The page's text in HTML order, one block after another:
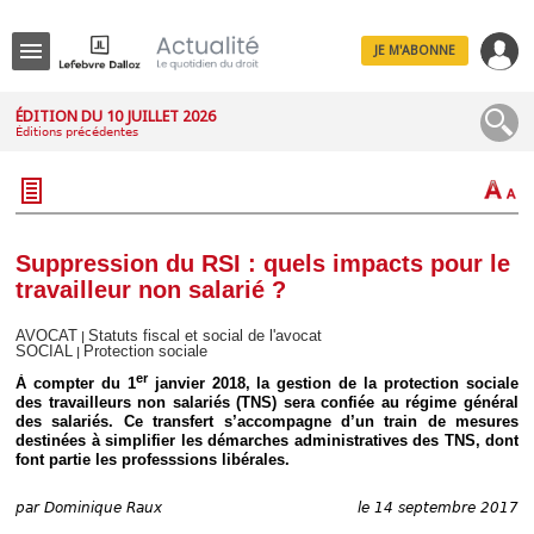
JE M'ABONNE
ÉDITION DU 10 JUILLET 2026
Éditions précédentes
Suppression du RSI : quels impacts pour le
travailleur non salarié ?
AVOCAT Statuts fiscal et social de l'avocat
SOCIAL
Protection sociale
À compter du 1erjanvier 2018, la gestion de la protection sociale
des travailleurs non salariés (TNS) sera confiée au régime général
des salariés. Ce transfert s’accompagne d’un train de mesures
destinées à simplifier les démarches administratives des TNS, dont
font partie les professsions libérales.
par Dominique Raux le 14 septembre 2017